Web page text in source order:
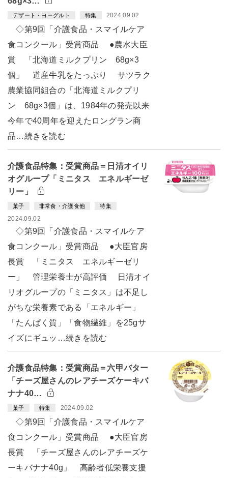
デザート・ヨーグルト 特集 2024.09.02
◇第9回「介護食品・スマイルケア
食コンクール」受賞商品 ●農水大臣
賞 「北海道ミルクプリン 68g×3
個」 道産牛乳をたっぷり サツラク
農業協同組合の「北海道ミルクプリ
ン 68g×3個」は、1984年の発売以来
今年で40周年を迎えたロングラン商
品…続きを読む
介護食品特集：受賞商品＝日清オイリ
オグループ「ミニタス エネルギーゼ
リー」
菓子 非常食・介護食他 特集
2024.09.02
◇第9回「介護食品・スマイルケア
食コンクール」受賞商品 ●大臣官房
長賞 「ミニタス エネルギーゼリ
ー」 管理栄養士が高評価 日清オイ
リオグループの「ミニタス」は不足し
がちな栄養素である「エネルギー」
「たんぱく質」「食物繊維」を25gサ
イズにギュッ…続きを読む
介護食品特集：受賞商品＝六甲バター
「チーズ屋さんのレアチーズケーキバ
ナナ40…
菓子 特集 2024.09.02
◇第9回「介護食品・スマイルケア
食コンクール」受賞商品 ●大臣官房
長賞 「チーズ屋さんのレアチーズケ
ーキバナナ40g」 高齢者低栄養支援